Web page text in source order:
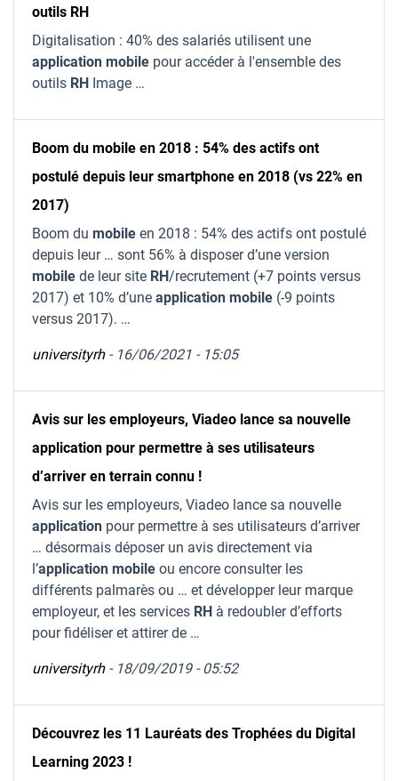
outils RH
Digitalisation : 40% des salariés utilisent une
application mobile pour accéder à l'ensemble des
outils RH Image …
Boom du mobile en 2018 : 54% des actifs ont
postulé depuis leur smartphone en 2018 (vs 22% en
2017)
Boom du mobile en 2018 : 54% des actifs ont postulé
depuis leur … sont 56% à disposer d’une version
mobile de leur site RH/recrutement (+7 points versus
2017) et 10% d’une application mobile (-9 points
versus 2017). …
universityrh- 16/06/2021 - 15:05
Avis sur les employeurs, Viadeo lance sa nouvelle
application pour permettre à ses utilisateurs
d’arriver en terrain connu !
Avis sur les employeurs, Viadeo lance sa nouvelle
application pour permettre à ses utilisateurs d’arriver
… désormais déposer un avis directement via
l’application mobile ou encore consulter les
différents palmarès ou … et développer leur marque
employeur, et les services RH à redoubler d’efforts
pour fidéliser et attirer de …
universityrh- 18/09/2019 - 05:52
Découvrez les 11 Lauréats des Trophées du Digital
Learning 2023 !